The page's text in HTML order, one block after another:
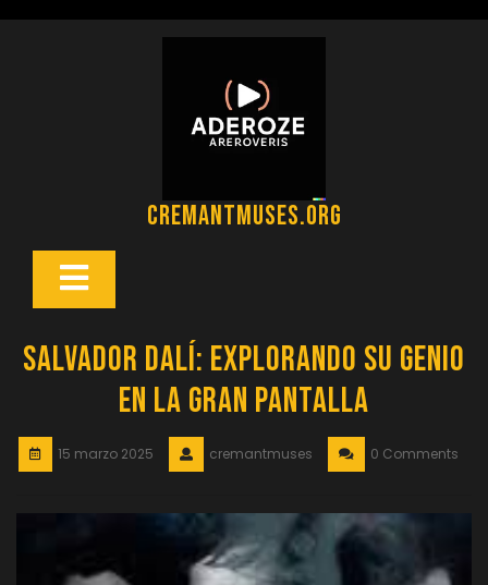
cremantmuses.org
Botón
Salvador Dalí: Explorando su Genio
en la Gran Pantalla
15 marzo 2025 cremantmuses 0 Comments